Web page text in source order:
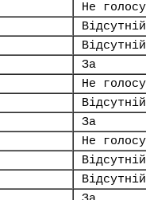
Не
Відсутній
Відсутній
За
Не
Відсутній
За
Не
Відсутній
Відсутній